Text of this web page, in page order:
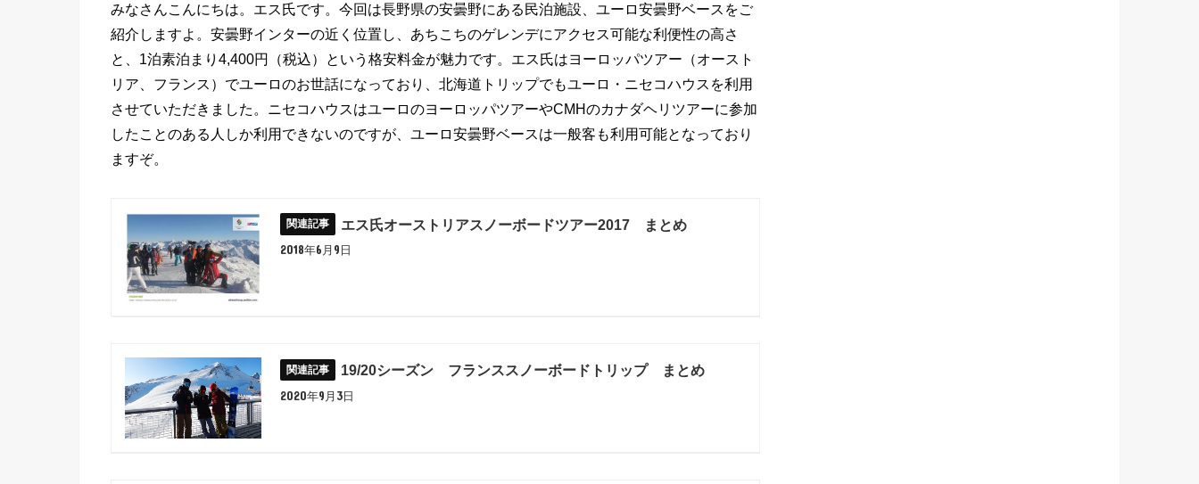
みなさんこんにちは。エス氏です。今回は長野県の安曇野にある民泊施設、ユーロ安曇野ベースをご
紹介しますよ。安曇野インターの近く位置し、あちこちのゲレンデにアクセス可能な利便性の高さ
と、1泊素泊まり4,400円（税込）という格安料金が魅力です。エス氏はヨーロッパツアー（オースト
リア、フランス）でユーロのお世話になっており、北海道トリップでもユーロ・ニセコハウスを利用
させていただきました。ニセコハウスはユーロのヨーロッパツアーやCMHのカナダヘリツアーに参加
したことのある人しか利用できないのですが、ユーロ安曇野ベースは一般客も利用可能となっており
ますぞ。
エス氏オーストリアスノーボードツアー2017 まとめ
2018年6月9日
19/20シーズン フランススノーボードトリップ まとめ
2020年9月3日